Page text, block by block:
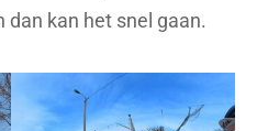
dan kan het snel gaan.